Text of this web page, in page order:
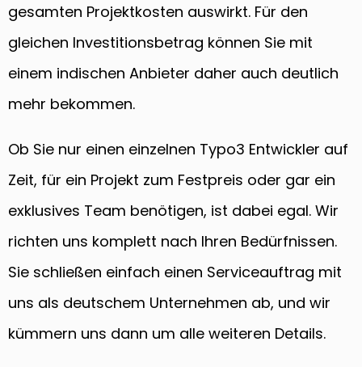
gesamten Projektkosten auswirkt. Für den
gleichen Investitionsbetrag können Sie mit
einem indischen Anbieter daher auch deutlich
mehr bekommen.
Ob Sie nur einen einzelnen Typo3 Entwickler auf
Zeit, für ein Projekt zum Festpreis oder gar ein
exklusives Team benötigen, ist dabei egal. Wir
richten uns komplett nach Ihren Bedürfnissen.
Sie schließen einfach einen Serviceauftrag mit
uns als deutschem Unternehmen ab, und wir
kümmern uns dann um alle weiteren Details.